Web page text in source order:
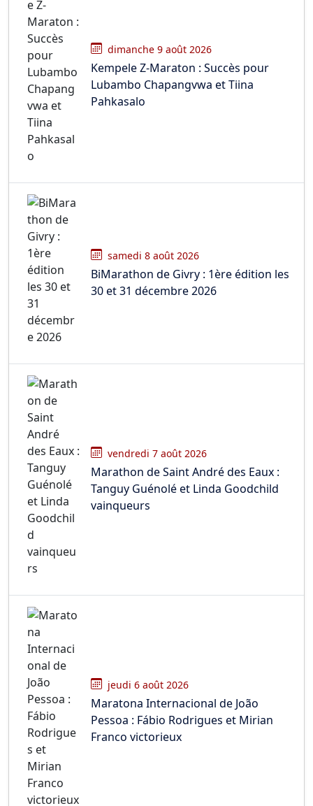
dimanche 9 août 2026
Kempele Z-Maraton : Succès pour
Lubambo Chapangvwa et Tiina
Pahkasalo
samedi 8 août 2026
BiMarathon de Givry : 1ère édition les
30 et 31 décembre 2026
vendredi 7 août 2026
Marathon de Saint André des Eaux :
Tanguy Guénolé et Linda Goodchild
vainqueurs
jeudi 6 août 2026
Maratona Internacional de João
Pessoa : Fábio Rodrigues et Mirian
Franco victorieux